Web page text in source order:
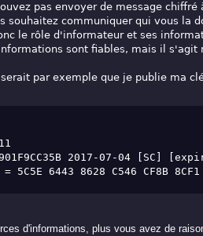
pas envoyer de message
souhaitez communiquer qui vous la
le rôle d'informateur et ses
sont fiables, mais il
par exemple que je publie ma
2017-07-04 [SC]
6443 8628 C546 CF8B 8CF1
d'informations, plus vous avez de